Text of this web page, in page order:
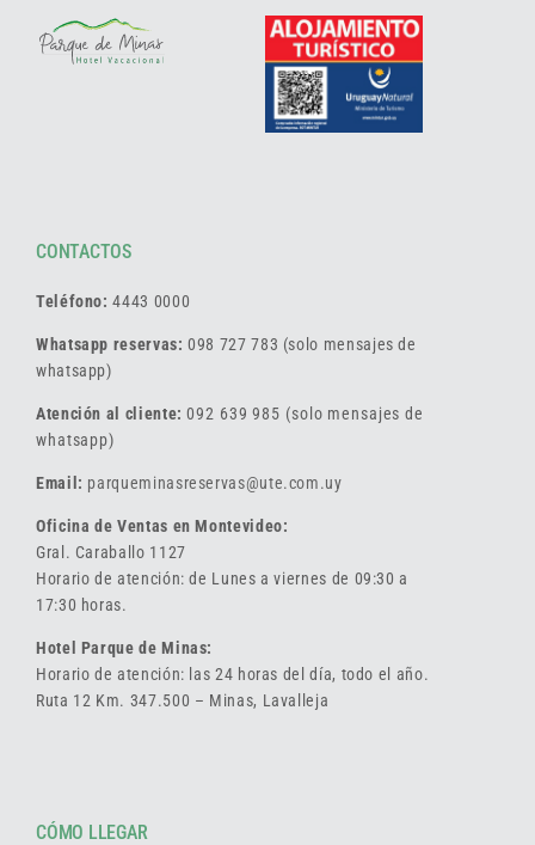
CONTACTOS
Teléfono: 4443 0000
Whatsapp reservas: 098 727 783 (solo mensajes de
whatsapp)
Atención al cliente:092 639 985 (solo mensajes de
whatsapp)
Email: parqueminasreservas@ute.com.uy
Oficina de Ventas en Montevideo:
Gral. Caraballo 1127
Horario de atención: de Lunes a viernes de 09:30 a
17:30 horas.
Hotel Parque de Minas:
Horario de atención: las 24 horas del día, todo el año.
Ruta 12 Km. 347.500 – Minas, Lavalleja
CÓMO LLEGAR